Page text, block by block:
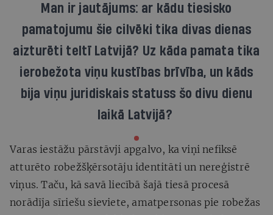
Man ir jautājums: ar kādu tiesisko
pamatojumu šie cilvēki tika divas dienas
aizturēti teltī Latvijā? Uz kāda pamata tika
ierobežota viņu kustības brīvība, un kāds
bija viņu juridiskais statuss šo divu dienu
laikā Latvijā?
Varas iestāžu pārstāvji apgalvo, ka viņi nefiksē
atturēto robežšķērsotāju identitāti un nereģistrē
viņus. Taču, kā savā liecībā šajā tiesā procesā
norādīja sīriešu sieviete, amatpersonas pie robežas